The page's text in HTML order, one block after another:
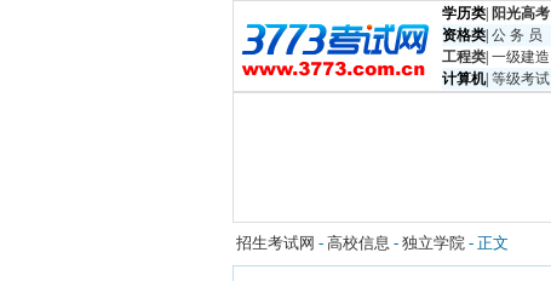
学历类 阳光高考
资格类 公 务 员
工程类 一级建造
计算机| 等级考试
招生考试网 - 高校信息 - 独立学院 - 正文